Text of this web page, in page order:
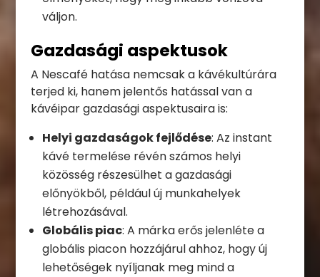
váljon.
Gazdasági aspektusok
A Nescafé hatása nemcsak a kávékultúrára
terjed ki, hanem jelentős hatással van a
kávéipar gazdasági aspektusaira is:
Helyi gazdaságok fejlődése: Az instant
kávé termelése révén számos helyi
közösség részesülhet a gazdasági
előnyökből, például új munkahelyek
létrehozásával.
Globális piac: A márka erős jelenléte a
globális piacon hozzájárul ahhoz, hogy új
lehetőségek nyíljanak meg mind a